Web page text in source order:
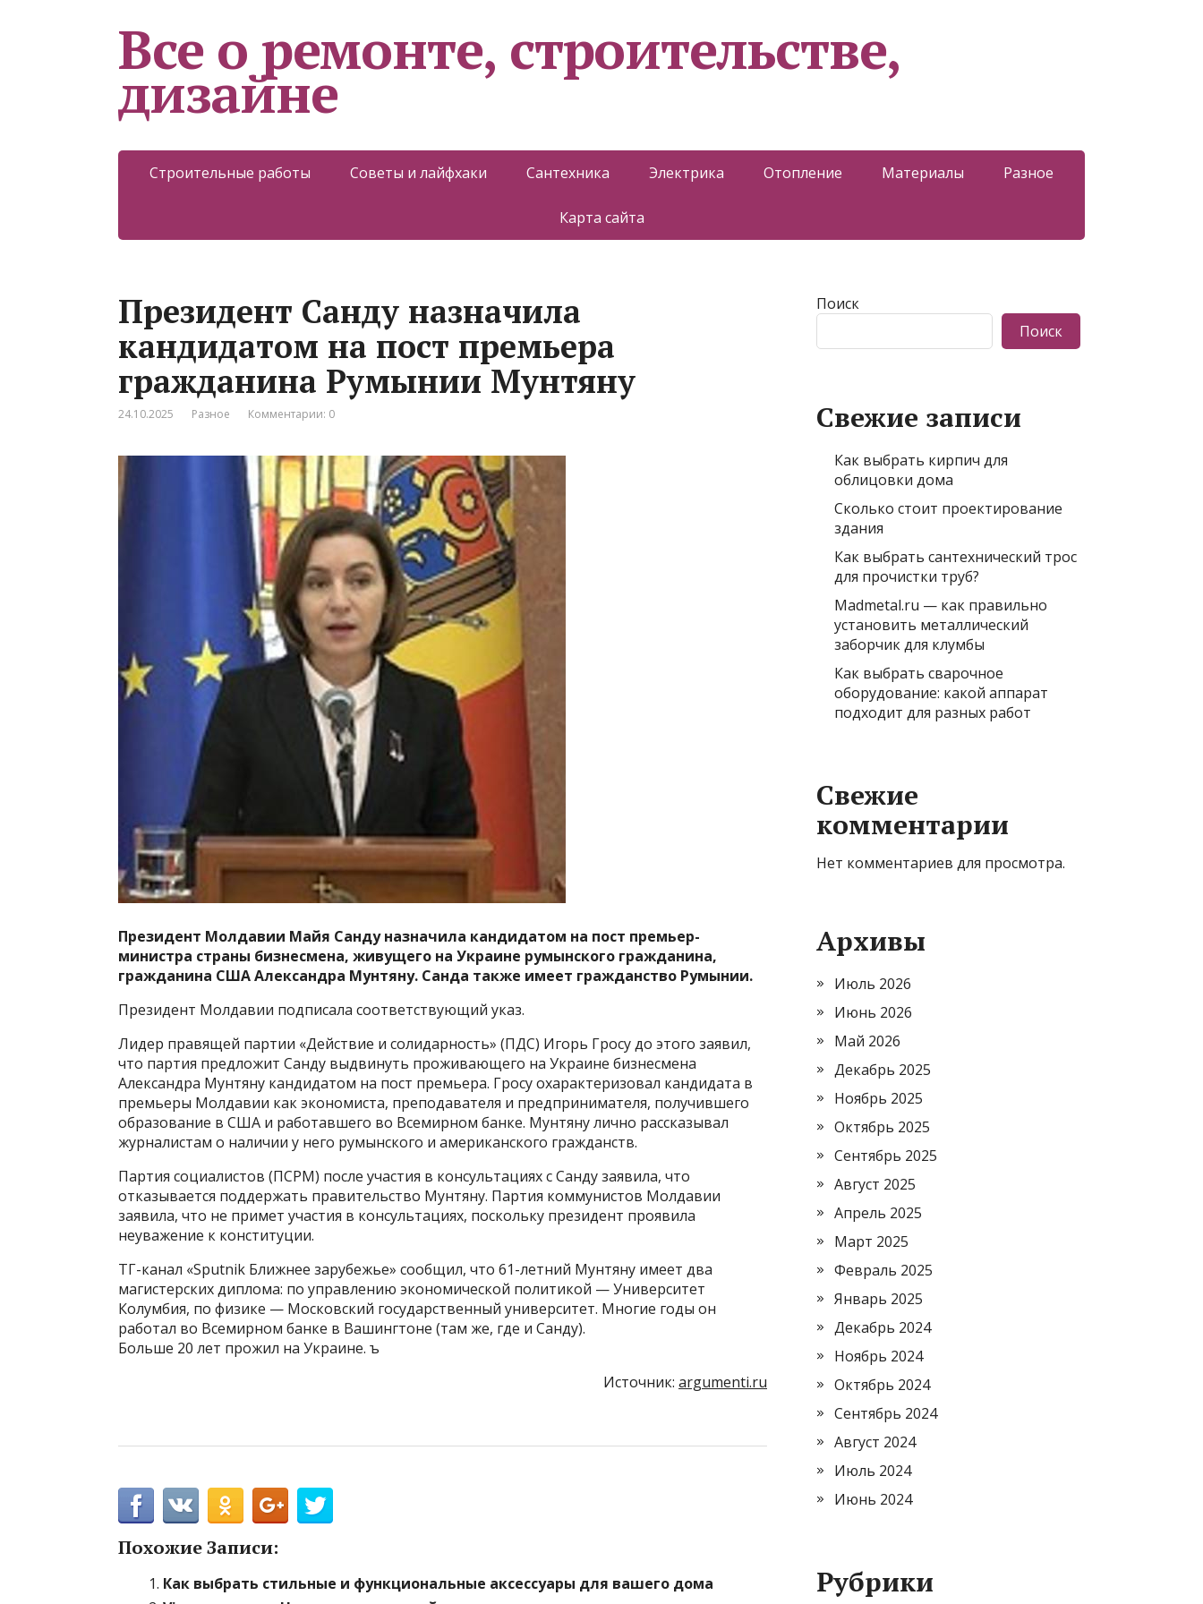
Все о ремонте, строительстве,
дизайне
Строительные работы Советы и лайфхаки Сантехника Электрика Отопление Материалы Разное
Карта сайта
Президент Санду назначила
кандидатом на пост премьера
гражданина Румынии Мунтяну
24.10.2025 Разное Комментарии: 0
Президент Молдавии Майя Санду назначила кандидатом на пост премьер-
министра страны бизнесмена, живущего на Украине румынского гражданина,
гражданина США Александра Мунтяну. Санда также имеет гражданство Румынии.
Президент Молдавии подписала соответствующий указ.
Лидер правящей партии «Действие и солидарность» (ПДС) Игорь Гросу до этого заявил,
что партия предложит Санду выдвинуть проживающего на Украине бизнесмена
Александра Мунтяну кандидатом на пост премьера. Гросу охарактеризовал кандидата в
премьеры Молдавии как экономиста, преподавателя и предпринимателя, получившего
образование в США и работавшего во Всемирном банке. Мунтяну лично рассказывал
журналистам о наличии у него румынского и американского гражданств.
Партия социалистов (ПСРМ) после участия в консультациях с Санду заявила, что
отказывается поддержать правительство Мунтяну. Партия коммунистов Молдавии
заявила, что не примет участия в консультациях, поскольку президент проявила
неуважение к конституции.
ТГ-канал «Sputnik Ближнее зарубежье» сообщил, что 61-летний Мунтяну имеет два
магистерских диплома: по управлению экономической политикой — Университет
Колумбия, по физике — Московский государственный университет. Многие годы он
работал во Всемирном банке в Вашингтоне (там же, где и Санду).
Больше 20 лет прожил на Украине. ъ
Источник: argumenti.ru
Похожие Записи:
Как выбрать стильные и функциональные аксессуары для вашего дома
Поиск
Поиск
Свежие записи
Как выбрать кирпич для
облицовки дома
Сколько стоит проектирование
здания
Как выбрать сантехнический трос
для прочистки труб?
Madmetal.ru — как правильно
установить металлический
заборчик для клумбы
Как выбрать сварочное
оборудование: какой аппарат
подходит для разных работ
Свежие
комментарии
Нет комментариев для просмотра.
Архивы
Июль 2026
Июнь 2026
Май 2026
Декабрь 2025
Ноябрь 2025
Октябрь 2025
Сентябрь 2025
Август 2025
Апрель 2025
Март 2025
Февраль 2025
Январь 2025
Декабрь 2024
Ноябрь 2024
Октябрь 2024
Сентябрь 2024
Август 2024
Июль 2024
Июнь 2024
Рубрики